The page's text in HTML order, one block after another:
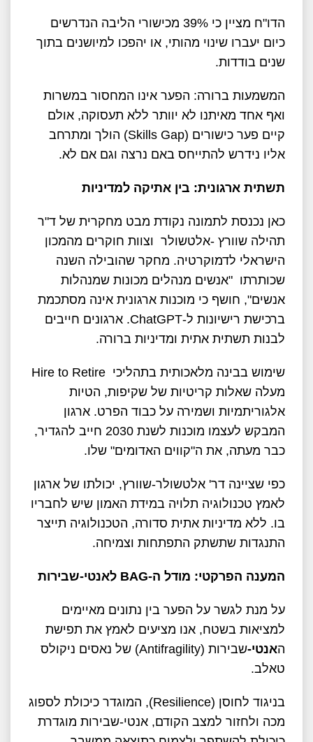
הדו"ח מציין כי 39% מכישורי הליבה הנדרשים
כיום יעברו שינוי מהותי, או יהפכו למיושנים בתוך
שנים בודדות.
המשמעות ברורה: הפער אינו המחסור במשרות
ואף אחד מאיתנו לא יוותר ללא תעסוקה, אולם
קיים פער כישורים (Skills Gap) הולך ומתרחב
אליו נידרש להתייחס באם נרצה וגם אם לא.
תשתית ארגונית: בין אתיקה למדיניות
כאן נכנסת לתמונה נקודת מבט מחקרית של ד"ר
תהילה שוורץ -אלטשולר וצוות חוקרים מהמכון
הישראלי לדמוקרטיה. מחקר שהובילה השנה
שכותרתו "אנשים מנהלים מכונות שמנהלות
אנשים", חושף כי מוכנות ארגונית אינה מסתכמת
ברכישת רישיונות ל-ChatGPT. ארגונים חייבים
לבנות תשתית אתית ומדיניות ברורה.
שימוש בבינה מלאכותית בתהליכי Hire to Retire
מעלה שאלות קריטיות של שקיפות, הטיות
אלגוריתמיות ושמירה על כבוד הפרט. ארגון
המבקש לעצמו מוכנות לשנת 2030 חייב להגדיר,
כבר מעתה, את ה"קווים האדומים" שלו.
כפי שציינה דר' אלטשולר-שוורץ, יכולתו של ארגון
לאמץ טכנולוגיה תלויה במידת האמון שיש לחבריו
בו. ללא מדיניות אתית סדורה, הטכנולוגיה תייצר
התנגדות שתשתק התפתחות וצמיחה.
המענה הפרקטי: מודל ה-BAG לאנטי-שבירות
על מנת לגשר על הפער בין נתונים מאיימים
למציאות בשטח, אנו מציעים לאמץ את תפישת
האנטי-
שבירות (Antifragility) של נאסים ניקולס
טאלב.
בניגוד לחוסן (Resilience), המוגדר כיכולת לספוג
מכה ולחזור למצב הקודם, אנטי-שבירות מוגדרת